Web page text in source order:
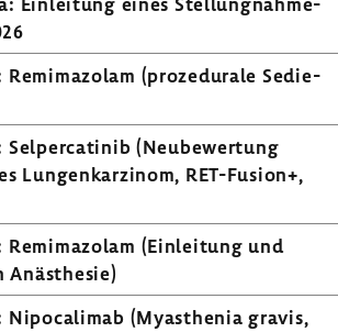
(proze­du­rale Sedie­
(Neube­wer­tung
Lungen­kar­zinom, RET-​Fusion+,
(Einlei­tung und
(Myasthenia gravis,